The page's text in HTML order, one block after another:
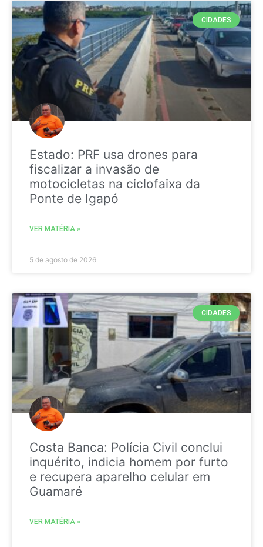
CIDADES
Estado: PRF usa drones para
fiscalizar a invasão de
motocicletas na ciclofaixa da
Ponte de Igapó
VER MATÉRIA »
5 de agosto de 2026
CIDADES
Costa Banca: Polícia Civil conclui
inquérito, indicia homem por furto
e recupera aparelho celular em
Guamaré
VER MATÉRIA »